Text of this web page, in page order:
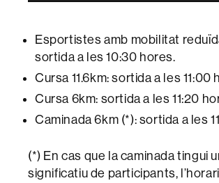
Esportistes amb mobilitat
sortida a les 10:30 hores.
Cursa 11.6km: sortida a les 11:00
Cursa 6km: sortida a les 11:20
Caminada 6km (*): sortida a les
(*) En cas que la caminada tingui
significatiu de participants,